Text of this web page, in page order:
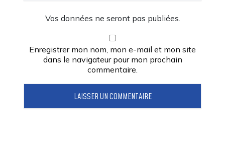
Vos données ne seront pas publiées.
Enregistrer mon nom, mon e-mail et mon site
dans le navigateur pour mon prochain
commentaire.